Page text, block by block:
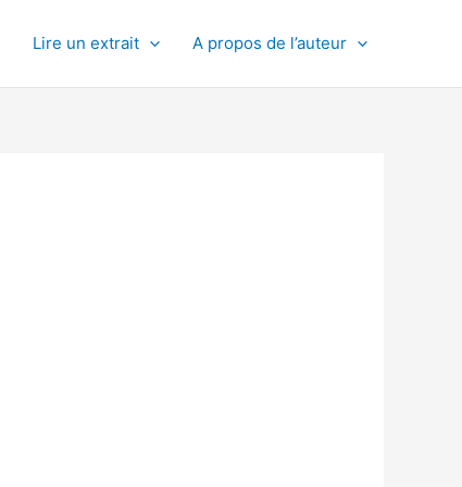
Lire un extrait A propos de l’auteur